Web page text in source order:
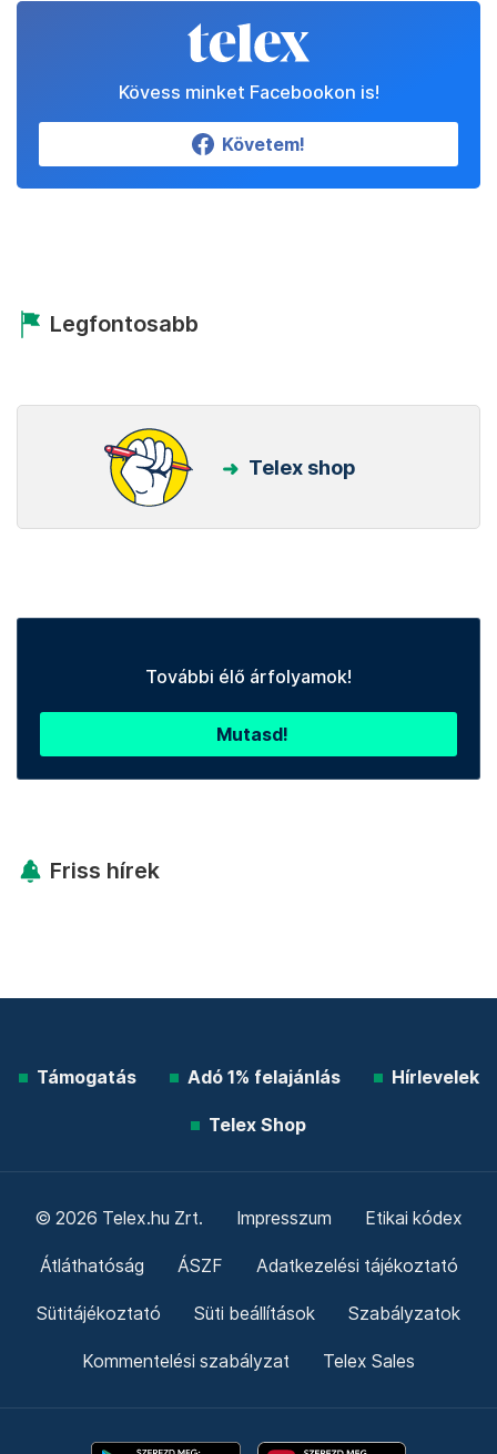
Kövess minket Facebookon is!
Követem!
Legfontosabb
Telex shop
További élő árfolyamok!
Mutasd!
Friss hírek
Támogatás Adó 1% felajánlás Hírlevelek
Telex Shop
© 2026 Telex.hu Zrt. Impresszum Etikai kódex
Átláthatóság ÁSZF Adatkezelési tájékoztató
Sütitájékoztató Süti beállítások Szabályzatok
Kommentelési szabályzat Telex Sales